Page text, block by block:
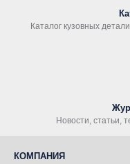
Каталог кузовных
Новости, статьи,
КОМПАНИЯ